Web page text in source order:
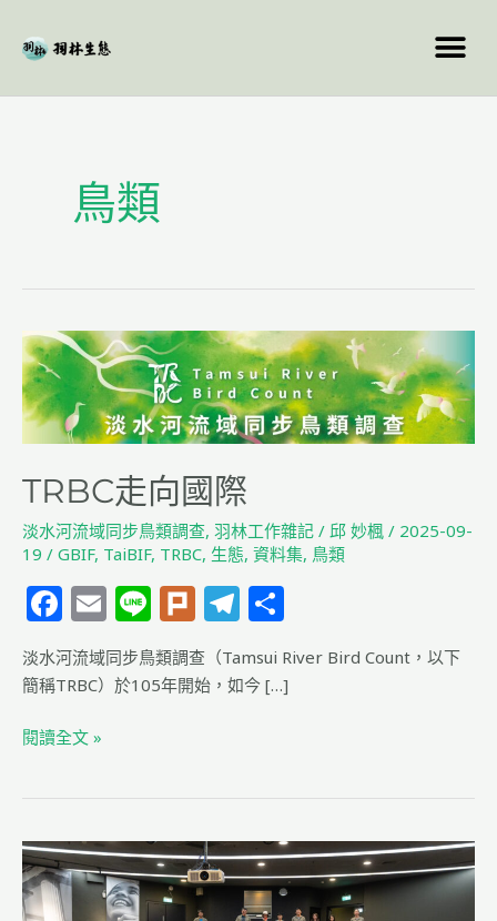
要
鳥類
TRBC走向國際
淡水河流域同步鳥類調查, 羽林工作雜記 / 邱 妙楓 / 2025-09-
19 / GBIF, TaiBIF, TRBC, 生態, 資料集, 鳥類
F
a
c
b
o
k
E
m
ai
l
Li
n
e
Pl
u
rk
T
el
e
g
淡水河流域同步鳥類調查（Tamsui River Bird Count，以下
簡稱TRBC）於105年開始，如今 […]
TRBC
走
向
國
閱讀全文 »
TRBC
十
週